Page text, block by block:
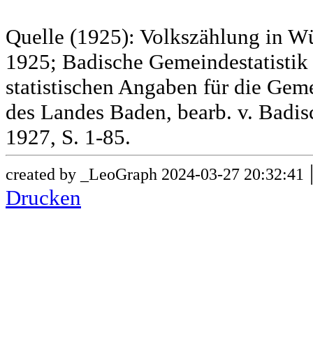
Quelle (1925): Volkszählung in
1925; Badische
statistischen Angaben für die
des Landes Baden, bearb. v.
1927, S. 1-85.
created by _LeoGraph 2024-03-27 20:32:41
Drucken